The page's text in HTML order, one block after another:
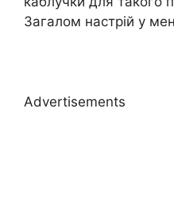
Загалом настрій у
Advertisements